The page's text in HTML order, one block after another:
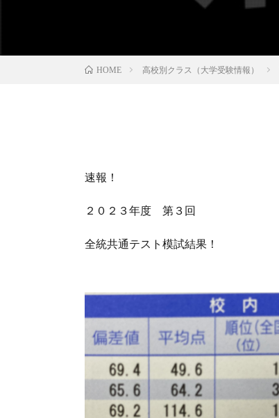
HOME 高校別クラス（大学受験情報）
速報！
２０２３年度 第３回
全統共通テスト模試結果！